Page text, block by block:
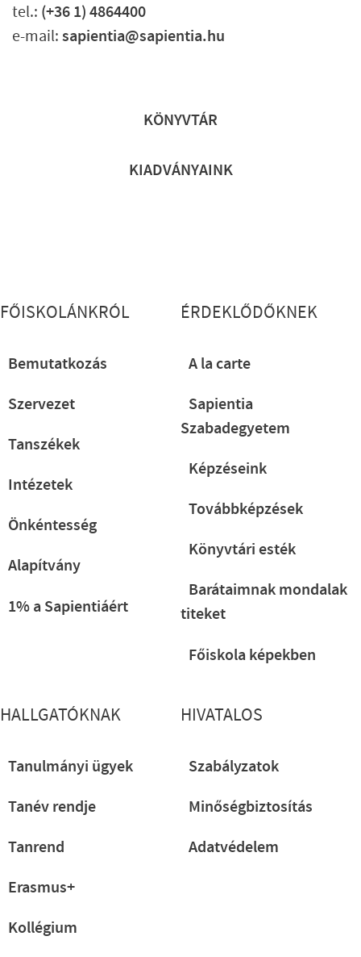
tel.: (+36 1) 4864400
e-mail:sapientia@sapientia.hu
KÖNYVTÁR
KIADVÁNYAINK
FŐISKOLÁNKRÓL
Bemutatkozás
Szervezet
Tanszékek
Intézetek
Önkéntesség
Alapítvány
1% a Sapientiáért
ÉRDEKLŐDŐKNEK
A la carte
Sapientia
Szabadegyetem
Képzéseink
Továbbképzések
Könyvtári esték
Barátaimnak mondalak
titeket
Főiskola képekben
HALLGATÓKNAK
Tanulmányi ügyek
Tanév rendje
Tanrend
Erasmus+
Kollégium
HIVATALOS
Szabályzatok
Minőségbiztosítás
Adatvédelem